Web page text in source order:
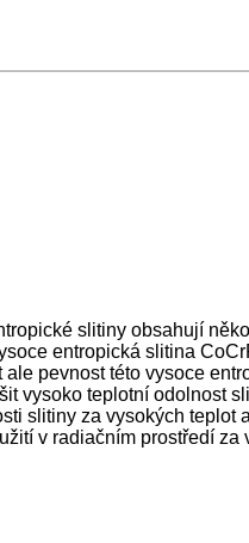
slitiny obsahují
entropická slitina
pevnost této vysoce
vysoko teplotní odolnost
slitiny za vysokých teplot
v radiačním prostředí za